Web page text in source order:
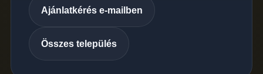
Ajánlatkérés e-mailben
Összes település